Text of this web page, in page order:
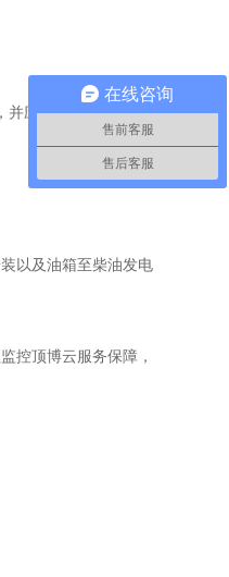
并应在1秒内恢复到
以及油箱至柴油发电
控顶博云服务保障，
在线咨询
售前客服
售后客服